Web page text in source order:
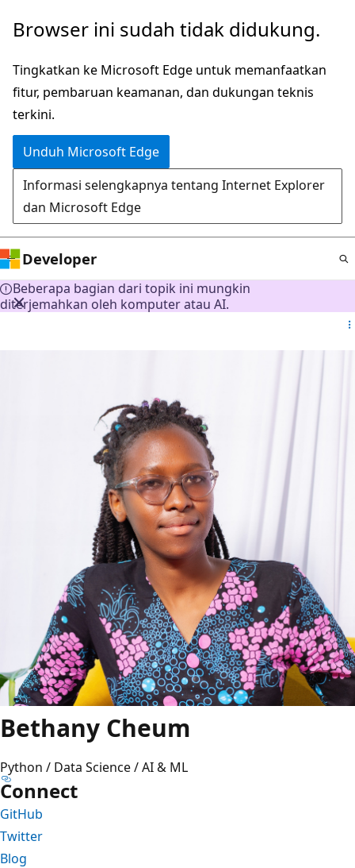
Lompati
konten
utama
Browser ini sudah tidak didukung.
Tingkatkan ke Microsoft Edge untuk memanfaatkan
fitur, pembaruan keamanan, dan dukungan teknis
terkini.
Unduh Microsoft Edge
Informasi selengkapnya tentang Internet Explorer
dan Microsoft Edge
Developer
Beberapa bagian dari topik ini mungkin
diterjemahkan oleh komputer atau AI.
Bethany Cheum
Python / Data Science / AI & ML
Connect
GitHub
Twitter
Blog